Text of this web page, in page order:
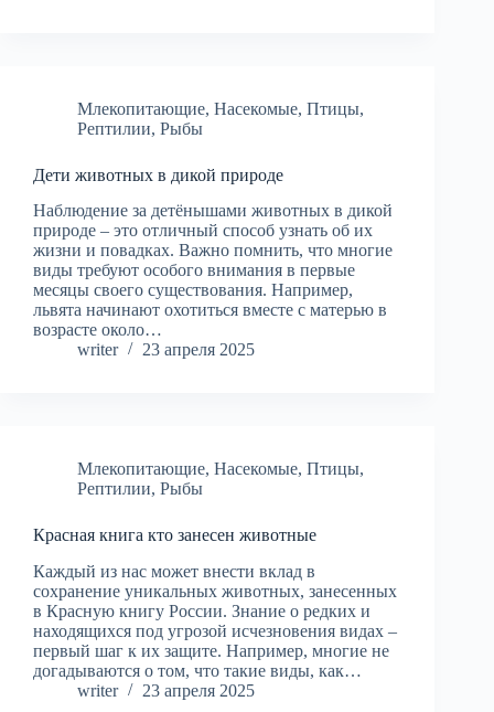
Млекопитающие, Насекомые, Птицы,
Рептилии, Рыбы
Дети животных в дикой природе
Наблюдение за детёнышами животных в дикой
природе – это отличный способ узнать об их
жизни и повадках. Важно помнить, что многие
виды требуют особого внимания в первые
месяцы своего существования. Например,
львята начинают охотиться вместе с матерью в
возрасте около…
writer
23 апреля 2025
Млекопитающие, Насекомые, Птицы,
Рептилии, Рыбы
Красная книга кто занесен животные
Каждый из нас может внести вклад в
сохранение уникальных животных, занесенных
в Красную книгу России. Знание о редких и
находящихся под угрозой исчезновения видах –
первый шаг к их защите. Например, многие не
догадываются о том, что такие виды, как…
writer
23 апреля 2025